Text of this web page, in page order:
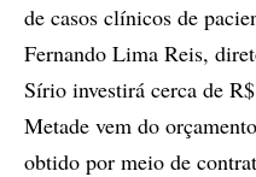
de casos clínicos de
Fernando Lima Reis,
Sírio investirá cerca de
Metade vem do
obtido por meio de